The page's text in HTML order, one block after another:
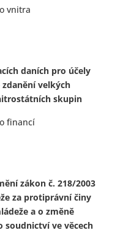
vnitra
daních pro účely
velkých
skupin
financí
zákon č. 218/2003
za protiprávní činy
a o změně
soudnictví ve věcech